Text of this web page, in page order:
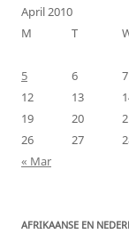
April 2010
M
T
5
6 7
12
13
19
20
26
27
« Mar
AFRIKAANSE EN